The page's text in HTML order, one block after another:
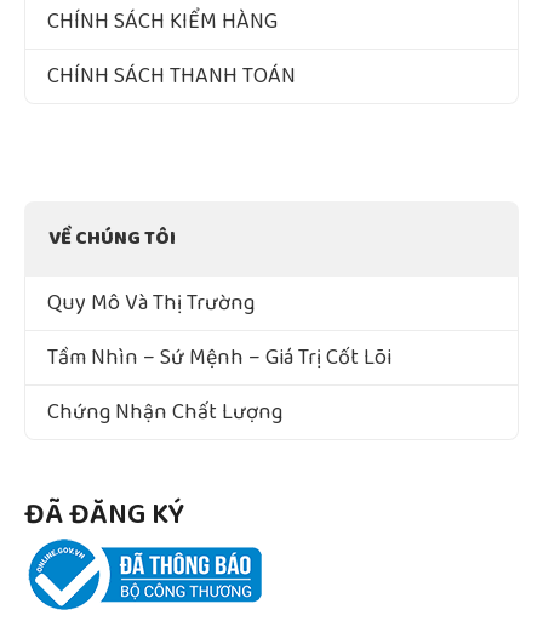
CHÍNH SÁCH KIỂM HÀNG
CHÍNH SÁCH THANH TOÁN
VỀ CHÚNG TÔI
Quy Mô Và Thị Trường
Tầm Nhìn – Sứ Mệnh – Giá Trị Cốt Lõi
Chứng Nhận Chất Lượng
ĐÃ ĐĂNG KÝ